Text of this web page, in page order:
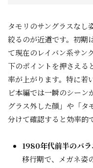
タモリのサングラスなし
絞るのが近道です。初期
て現在のレイバン系サン
下のポイントを押さえる
率が上がります。特に若
ビ本編では一瞬のシーン
グラス外した顔」や「タ
分けて確認すると効率的
1980年代前半のバ
移行期で、メガネ姿